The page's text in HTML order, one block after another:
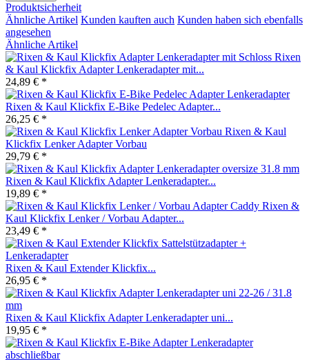
Produktsicherheit
Ähnliche Artikel Kunden kauften auch Kunden haben sich ebenfalls
angesehen
Ähnliche Artikel
Rixen
& Kaul Klickfix Adapter Lenkeradapter mit...
24,89 € *
Rixen & Kaul Klickfix E-Bike Pedelec Adapter...
26,25 € *
Rixen & Kaul
Klickfix Lenker Adapter Vorbau
29,79 € *
Rixen & Kaul Klickfix Adapter Lenkeradapter...
19,89 € *
Rixen &
Kaul Klickfix Lenker / Vorbau Adapter...
23,49 € *
Rixen & Kaul Extender Klickfix...
26,95 € *
Rixen & Kaul Klickfix Adapter Lenkeradapter uni...
19,95 € *